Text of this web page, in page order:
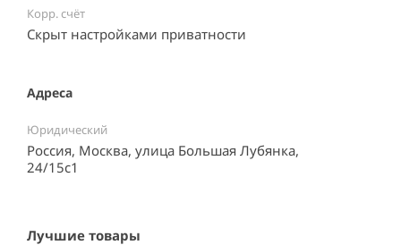
Корр. счёт
Скрыт настройками приватности
Адреса
Юридический
Россия, Москва, улица Большая Лубянка,
24/15с1
Лучшие товары